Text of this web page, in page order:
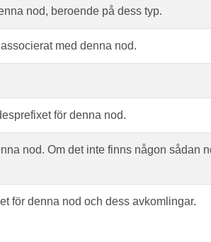
nod, beroende på dess typ.
med denna nod.
för denna nod.
nod. Om det inte finns någon sådan
för denna nod och dess avkomlingar.